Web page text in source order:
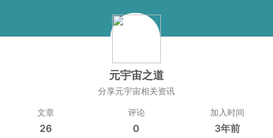
元宇宙之道
分享元宇宙相关资讯
文章
26
评论
0
加入时间
3年前